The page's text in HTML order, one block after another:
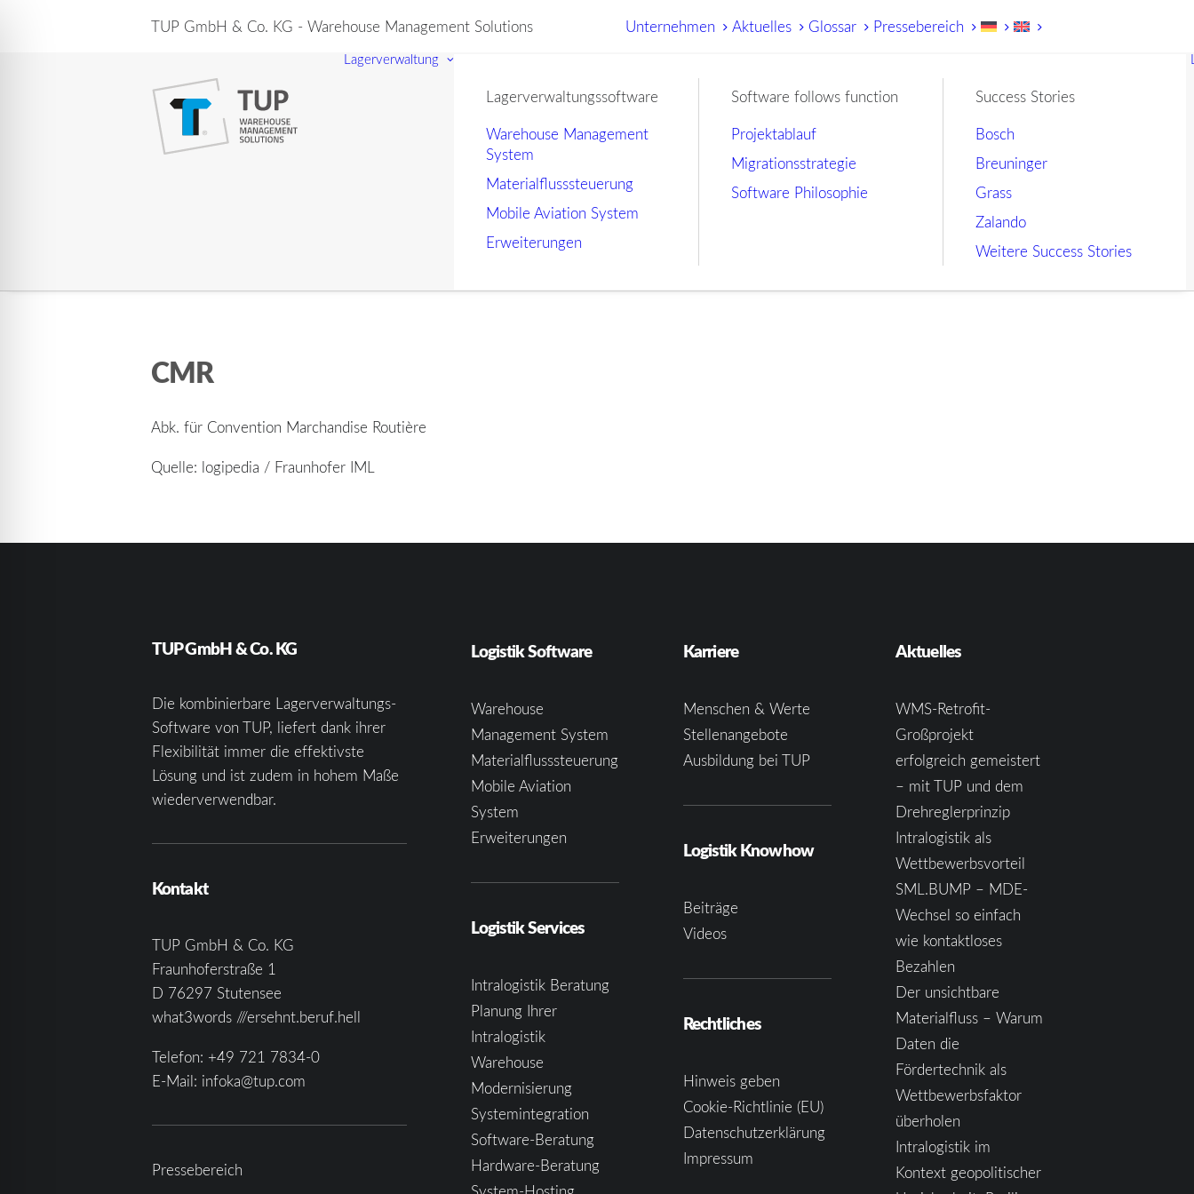
TUP GmbH & Co. KG - Warehouse Management Solutions Unternehmen Aktuelles Glossar Pressebereich
Lagerverwaltung
Lagerverwaltungssoftware
Warehouse Management
System
Materialflusssteuerung
Mobile Aviation System
Erweiterungen
Software follows function
Projektablauf
Migrationsstrategie
Software Philosophie
Success Stories
Bosch
Breuninger
Grass
Zalando
Weitere Success Stories
CMR
Abk. für Convention Marchandise Routière
Quelle: logipedia / Fraunhofer IML
TUP GmbH & Co. KG
Die kombinierbare Lagerverwaltungs-
Software von TUP, liefert dank ihrer
Flexibilität immer die effektivste
Lösung und ist zudem in hohem Maße
wiederverwendbar.
Kontakt
TUP GmbH & Co. KG
Fraunhoferstraße 1
D 76297 Stutensee
what3words ///ersehnt.beruf.hell
Telefon: +49 721 7834-0
E-Mail: infoka@tup.com
Pressebereich
Logistik Software
Warehouse
Management System
Materialflusssteuerung
Mobile Aviation
System
Erweiterungen
Logistik Services
Intralogistik Beratung
Planung Ihrer
Intralogistik
Warehouse
Modernisierung
Systemintegration
Software-Beratung
Hardware-Beratung
Karriere
Menschen & Werte
Stellenangebote
Ausbildung bei TUP
Logistik Knowhow
Beiträge
Videos
Rechtliches
Hinweis geben
Cookie-Richtlinie (EU)
Datenschutzerklärung
Impressum
Aktuelles
WMS-Retrofit-
Großprojekt
erfolgreich gemeistert
– mit TUP und dem
Drehreglerprinzip
Intralogistik als
Wettbewerbsvorteil
SML.BUMP – MDE-
Wechsel so einfach
wie kontaktloses
Bezahlen
Der unsichtbare
Materialfluss – Warum
Daten die
Fördertechnik als
Wettbewerbsfaktor
überholen
Intralogistik im
Kontext geopolitischer